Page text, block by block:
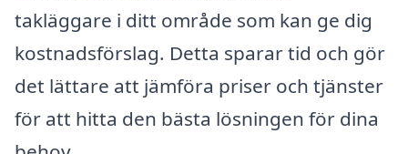
takläggare i ditt område som kan ge dig
kostnadsförslag. Detta sparar tid och gör
det lättare att jämföra priser och tjänster
för att hitta den bästa lösningen för dina